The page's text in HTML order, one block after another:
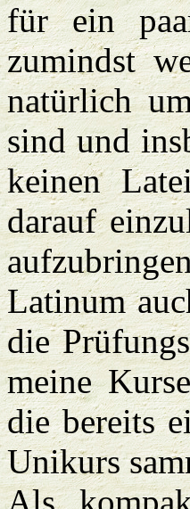
für ein
zumindst
natürlich
sind und
keinen
darauf
Latinum
die
meine
die bereits
Unikurs